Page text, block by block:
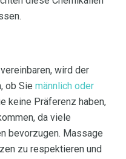
wird der
ob Sie männlich oder
keine Präferenz haben,
da viele
bevorzugen. Massage
zu respektieren und